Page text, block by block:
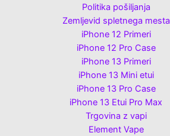
Politika pošiljanja
Zemljevid spletnega mesta
iPhone 12 Primeri
iPhone 12 Pro Case
iPhone 13 Primeri
iPhone 13 Mini etui
iPhone 13 Pro Case
iPhone 13 Etui Pro Max
Trgovina z vapi
Element Vape